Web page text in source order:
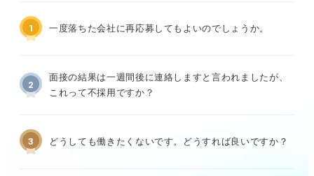
1 一度落ちた会社に再応募してもよいのでしょうか。
2
面接の結果は一週間後に連絡しますと言われましたが、
これって不採用ですか？
3 どうしても働きたくないです。どうすれば良いですか？